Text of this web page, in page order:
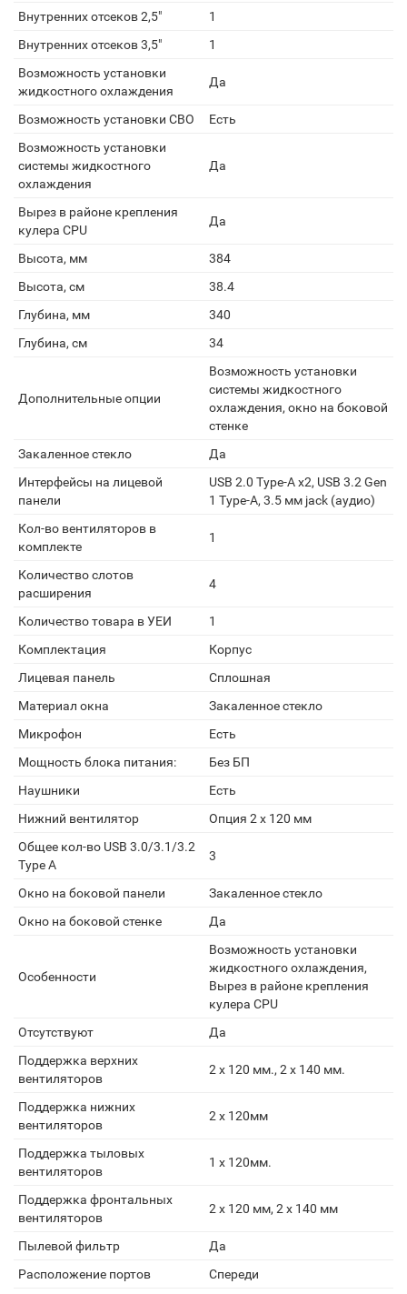
Внутренних отсеков 2,5"
1
Внутренних отсеков 3,5"
1
Возможность установки
жидкостного охлаждения
Да
Возможность установки СВО
Есть
Возможность установки
системы жидкостного
охлаждения
Да
Вырез в районе крепления
кулера CPU
Да
Высота, мм
384
Высота, см
38.4
Глубина, мм
340
Глубина, см
34
Дополнительные опции
Возможность установки
системы жидкостного
охлаждения, окно на боковой
стенке
Закаленное стекло
Да
Интерфейсы на лицевой
панели
USB 2.0 Type-A х2, USB 3.2 Gen
1 Type-A, 3.5 мм jack (аудио)
Кол-во вентиляторов в
комплекте
1
Количество слотов
расширения
4
Количество товара в УЕИ
1
Комплектация
Корпус
Лицевая панель
Сплошная
Материал окна
Закаленное стекло
Микрофон
Есть
Мощность блока питания:
Без БП
Наушники
Есть
Нижний вентилятор
Опция 2 х 120 мм
Общее кол-во USB 3.0/3.1/3.2
Type A
3
Окно на боковой панели
Закаленное стекло
Окно на боковой стенке
Да
Особенности
Возможность установки
жидкостного охлаждения,
Вырез в районе крепления
кулера CPU
Отсутствуют
Да
Поддержка верхних
вентиляторов
2 x 120 мм., 2 x 140 мм.
Поддержка нижних
вентиляторов
2 x 120мм
Поддержка тыловых
вентиляторов
1 x 120мм.
Поддержка фронтальных
вентиляторов
2 x 120 мм, 2 x 140 мм
Пылевой фильтр
Да
Расположение портов
Спереди